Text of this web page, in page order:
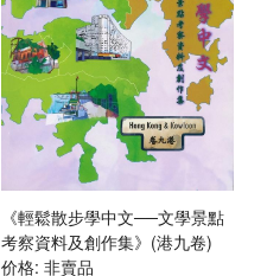
《輕鬆散步學中文──文學景點
考察資料及創作集》(港九卷)
价格: 非賣品